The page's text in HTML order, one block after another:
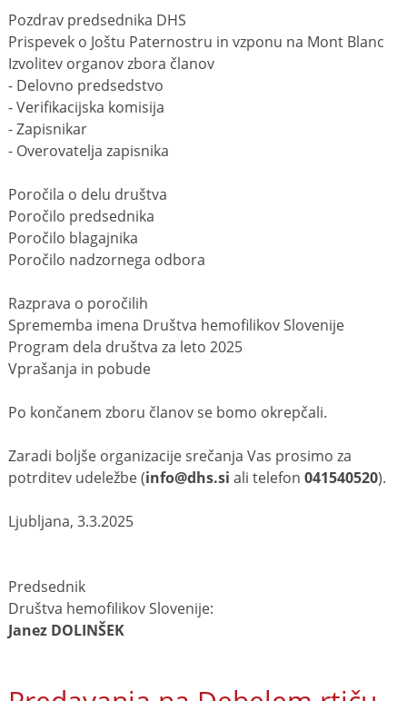
Pozdrav predsednika DHS
Prispevek o Joštu Paternostru in vzponu na Mont Blanc
Izvolitev organov zbora članov
- Delovno predsedstvo
- Verifikacijska komisija
- Zapisnikar
- Overovatelja zapisnika
Poročila o delu društva
Poročilo predsednika
Poročilo blagajnika
Poročilo nadzornega odbora
Razprava o poročilih
Sprememba imena Društva hemofilikov Slovenije
Program dela društva za leto 2025
Vprašanja in pobude
Po končanem zboru članov se bomo okrepčali.
Zaradi boljše organizacije srečanja Vas prosimo za
potrditev udeležbe (info@dhs.si ali telefon 041540520).
Ljubljana, 3.3.2025
Predsednik
Društva hemofilikov Slovenije:
Janez DOLINŠEK